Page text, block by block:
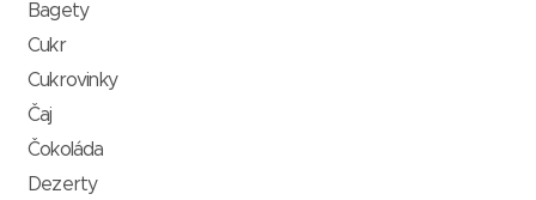
Bagety
Cukr
Cukrovinky
Čaj
Čokoláda
Dezerty